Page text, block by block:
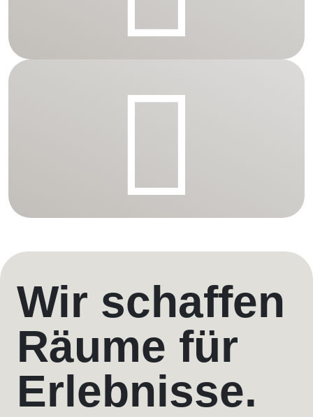
Wir schaffen
Räume für
Erlebnisse.